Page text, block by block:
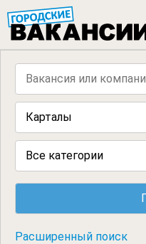
Все категории
Расширенный поиск